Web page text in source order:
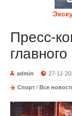
Пресс-
admin 27-11-
Спорт / Все